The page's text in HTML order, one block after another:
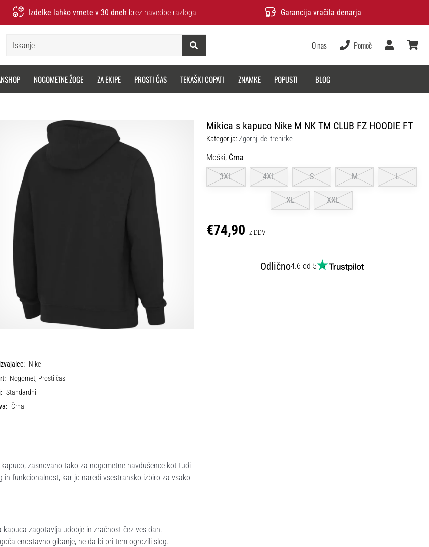
Izdelke lahko vrnete v 30 dneh brez navedbe razloga Garancija vračila denarja
Iskanje
O nas Pomoč
Uporabnik
NOGOMETNE ŽOGE ZA EKIPE PROSTI ČAS TEKAŠKI COPATI ZNAMKE POPUSTI BLOG
Mikica s kapuco Nike M NK TM CLUB FZ HOODIE FT
Kategorija:Zgornji del trenirke
Moški, Črna
3XL
4XL S M L
XL XXL
€74,90 z DDV
Odlično4.6 od 5
Nike
Nogomet, Prosti čas
Standardni
Črna
zasnovano tako za nogometne navdušence kot tudi
funkcionalnost, kar jo naredi vsestransko izbiro za vsako
zagotavlja udobje in zračnost čez ves dan.
enostavno gibanje, ne da bi pri tem ogrozili slog.